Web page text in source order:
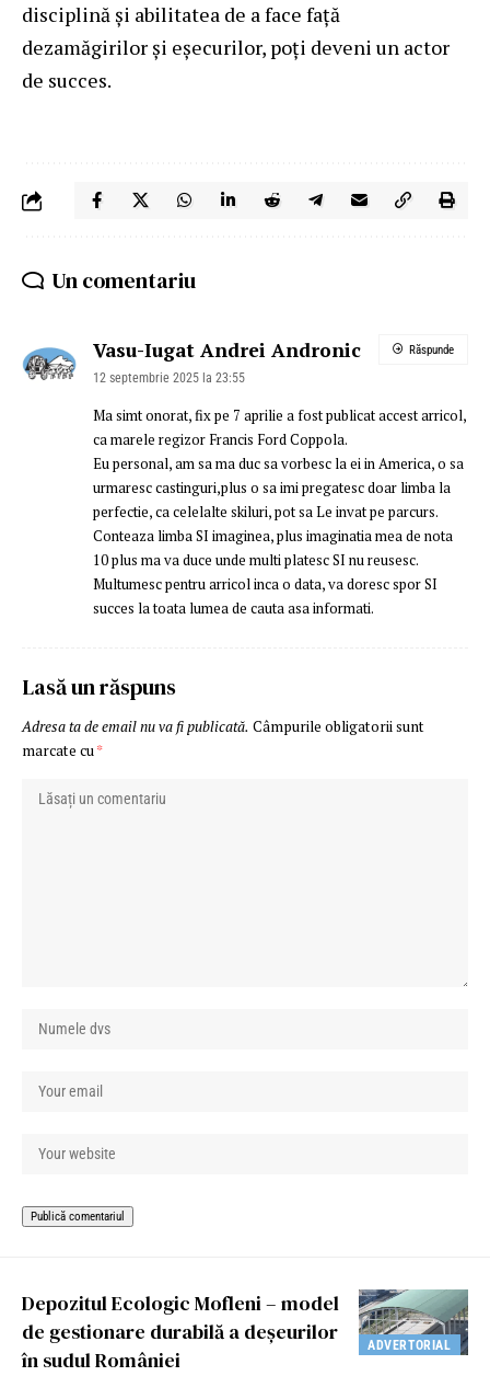
disciplină și abilitatea de a face față
dezamăgirilor și eșecurilor, poți deveni un actor
de succes.
Un comentariu
Vasu-Iugat Andrei Andronic
12 septembrie 2025 la 23:55
Ma simt onorat, fix pe 7 aprilie a fost publicat accest arricol,
ca marele regizor Francis Ford Coppola.
Eu personal, am sa ma duc sa vorbesc la ei in America, o sa
urmaresc castinguri,plus o sa imi pregatesc doar limba la
perfectie, ca celelalte skiluri, pot sa Le invat pe parcurs.
Conteaza limba SI imaginea, plus imaginatia mea de nota
10 plus ma va duce unde multi platesc SI nu reusesc.
Multumesc pentru arricol inca o data, va doresc spor SI
succes la toata lumea de cauta asa informati.
Răspunde
Lasă un răspuns
Adresa ta de email nu va fi publicată. Câmpurile obligatorii sunt
marcate cu*
ADVERTORIAL
Depozitul Ecologic Mofleni – model
de gestionare durabilă a deșeurilor
în sudul României